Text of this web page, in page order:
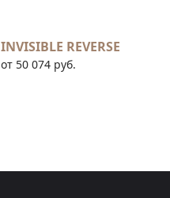
INVISIBLE REVERSE
от 50 074 руб.